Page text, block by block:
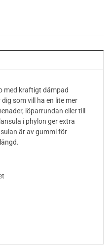
med kraftigt dämpad
som vill ha en lite mer
löparrundan eller till
i phylon ger extra
är av gummi för